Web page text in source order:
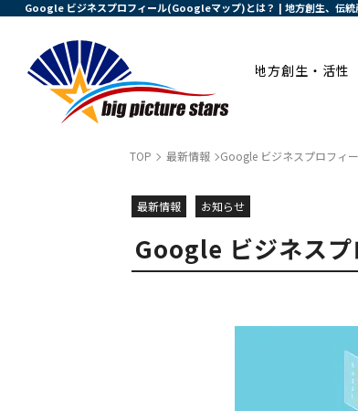
Google ビジネスプロフィール(Googleマップ)とは？ | 地方創生、伝統
地方創生・活性
TOP 最新情報 Google ビジネスプロフィ
最新情報 お知らせ
Google ビジネス